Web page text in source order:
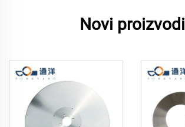
Novi proizvodi